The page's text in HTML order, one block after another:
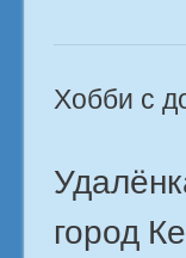
Хобби с
город